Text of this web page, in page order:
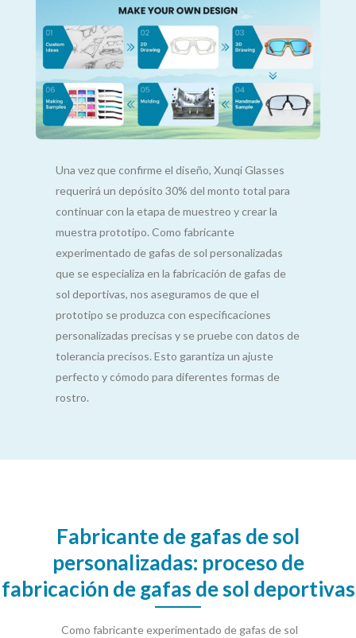
Una vez que confirme el diseño, Xunqi Glasses
requerirá un depósito 30% del monto total para
continuar con la etapa de muestreo y crear la
muestra prototipo. Como fabricante
experimentado de gafas de sol personalizadas
que se especializa en la fabricación de gafas de
sol deportivas, nos aseguramos de que el
prototipo se produzca con especificaciones
personalizadas precisas y se pruebe con datos de
tolerancia precisos. Esto garantiza un ajuste
perfecto y cómodo para diferentes formas de
rostro.
Fabricante de gafas de sol
personalizadas: proceso de
fabricación de gafas de sol deportivas
Como fabricante experimentado de gafas de sol